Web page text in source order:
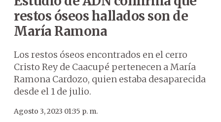
restos óseos hallados son de
María Ramona
Los restos óseos encontrados en el cerro
Cristo Rey de Caacupé pertenecen a María
Ramona Cardozo, quien estaba desaparecida
desde el 1 de julio.
Agosto 3, 2023 01:35 p. m.